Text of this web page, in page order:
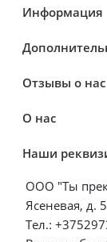
Информация
Отзывы о нас
О нас
Наши
ООО "Ты
Ясеневая, д.
Тел.: